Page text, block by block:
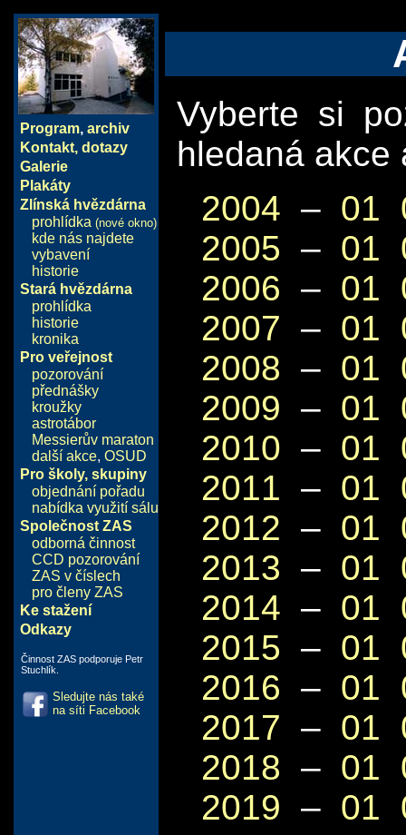
Program, archiv
Kontakt, dotazy
Galerie
Plakáty
Zlínská hvězdárna
prohlídka (nové okno)
kde nás najdete
vybavení
historie
Stará hvězdárna
prohlídka
historie
kronika
Pro veřejnost
pozorování
přednášky
kroužky
astrotábor
Messierův maraton
další akce, OSUD
Pro školy, skupiny
objednání pořadu
nabídka využití sálu
Společnost ZAS
odborná činnost
CCD pozorování
ZAS v číslech
pro členy ZAS
Ke stažení
Odkazy
Činnost ZAS podporuje Petr
Stuchlík.
Sledujte nás také
na síti Facebook
Vyberte si
hledaná akce
2004 – 01
2005 – 01
2006 – 01
2007 – 01
2008 – 01
2009 – 01
2010 – 01
2011 – 01
2012 – 01
2013 – 01
2014 – 01
2015 – 01
2016 – 01
2017 – 01
2018 – 01
2019 – 01